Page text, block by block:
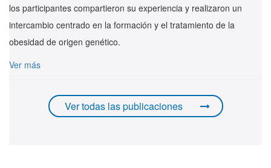
los participantes compartieron su experiencia y realizaron un
intercambio centrado en la formación y el tratamiento de la
obesidad de origen genético.
Ver más
Ver todas las publicaciones